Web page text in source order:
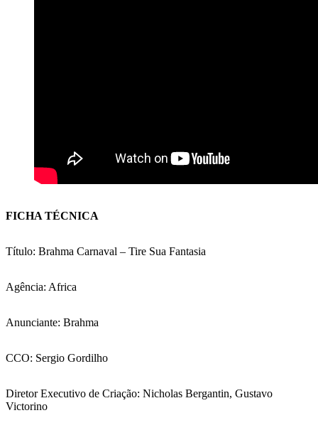
FICHA TÉCNICA
Título: Brahma Carnaval – Tire Sua Fantasia
Agência: Africa
Anunciante: Brahma
CCO: Sergio Gordilho
Diretor Executivo de Criação: Nicholas Bergantin, Gustavo
Victorino